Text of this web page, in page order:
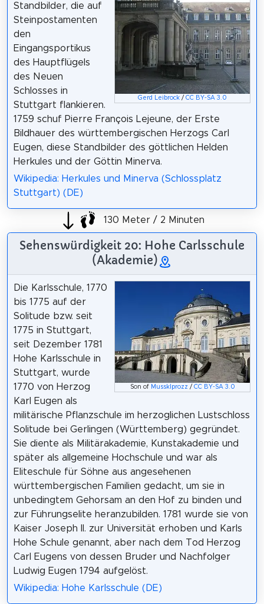
Gerd Leibrock /CC BY-SA 3.0
Standbilder, die auf
Steinpostamenten
den
Eingangsportikus
des Hauptflügels
des Neuen
Schlosses in
Stuttgart flankieren.
1759 schuf Pierre François Lejeune, der Erste
Bildhauer des württembergischen Herzogs Carl
Eugen, diese Standbilder des göttlichen Helden
Herkules und der Göttin Minerva.
Wikipedia: Herkules und Minerva (Schlossplatz
Stuttgart) (DE)
130 Meter / 2 Minuten
Sehenswürdigkeit 20: Hohe Carlsschule
(Akademie)
Son of Mussklprozz / CC BY-SA 3.0
Die Karlsschule, 1770
bis 1775 auf der
Solitude bzw. seit
1775 in Stuttgart,
seit Dezember 1781
Hohe Karlsschule in
Stuttgart, wurde
1770 von Herzog
Karl Eugen als
militärische Pflanzschule im herzoglichen Lustschloss
Solitude bei Gerlingen (Württemberg) gegründet.
Sie diente als Militärakademie, Kunstakademie und
später als allgemeine Hochschule und war als
Eliteschule für Söhne aus angesehenen
württembergischen Familien gedacht, um sie in
unbedingtem Gehorsam an den Hof zu binden und
zur Führungselite heranzubilden. 1781 wurde sie von
Kaiser Joseph II. zur Universität erhoben und Karls
Hohe Schule genannt, aber nach dem Tod Herzog
Carl Eugens von dessen Bruder und Nachfolger
Ludwig Eugen 1794 aufgelöst.
Wikipedia: Hohe Karlsschule (DE)